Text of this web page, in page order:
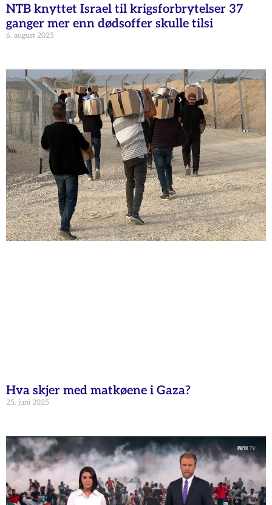
NTB knyttet Israel til krigsforbrytelser 37
ganger mer enn dødsoffer skulle tilsi
6. august 2025
Hva skjer med matkøene i Gaza?
25. juni 2025